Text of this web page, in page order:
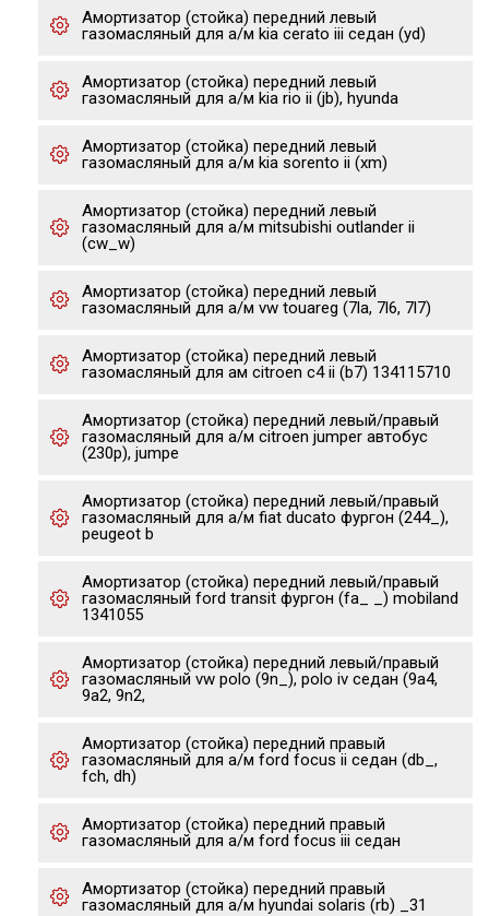
Амортизатор (стойка) передний левый
газомасляный для а/м kia cerato iii седан (yd)
Амортизатор (стойка) передний левый
газомасляный для а/м kia rio ii (jb), hyunda
Амортизатор (стойка) передний левый
газомасляный для а/м kia sorento ii (xm)
Амортизатор (стойка) передний левый
газомасляный для а/м mitsubishi outlander ii
(cw_w)
Амортизатор (стойка) передний левый
газомасляный для а/м vw touareg (7la, 7l6, 7l7)
Амортизатор (стойка) передний левый
газомасляный для ам citroen c4 ii (b7) 134115710
Амортизатор (стойка) передний левый/правый
газомасляный для а/м citroen jumper автобус
(230p), jumpe
Амортизатор (стойка) передний левый/правый
газомасляный для а/м fiat ducato фургон (244_),
peugeot b
Амортизатор (стойка) передний левый/правый
газомасляный ford transit фургон (fa_ _) mobiland
1341055
Амортизатор (стойка) передний левый/правый
газомасляный vw polo (9n_), polo iv седан (9a4,
9a2, 9n2,
Амортизатор (стойка) передний правый
газомасляный для а/м ford focus ii седан (db_,
fch, dh)
Амортизатор (стойка) передний правый
газомасляный для а/м ford focus iii седан
Амортизатор (стойка) передний правый
газомасляный для а/м hyundai solaris (rb) _31